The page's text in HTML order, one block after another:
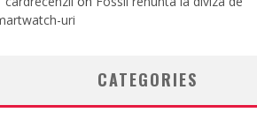
uri
CATEGORIES